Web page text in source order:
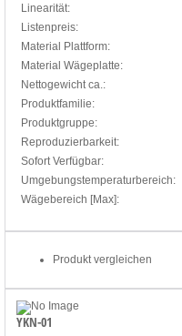
Linearität:
Listenpreis:
Material Plattform:
Material Wägeplatte:
Nettogewicht ca.:
Produktfamilie:
Produktgruppe:
Reproduzierbarkeit:
Sofort Verfügbar:
Umgebungstemperaturbereich:
Wägebereich [Max]:
Produkt vergleichen
YKN-01